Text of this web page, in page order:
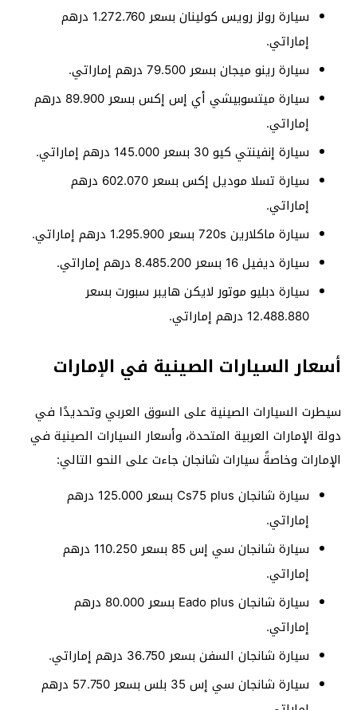
سيارة رولز رويس كولينان بسعر 1.272.760 درهم
إماراتي.
سيارة رينو ميجان بسعر 79.500 درهم إماراتي.
سيارة ميتسوبيشي أي إس إكس بسعر 89.900 درهم
إماراتي.
سيارة إنفينتي كيو 30 بسعر 145.000 درهم إماراتي.
سيارة تسلا موديل إكس بسعر 602.070 درهم
إماراتي.
سيارة ماكلارين 720s بسعر 1.295.900 درهم إماراتي.
سيارة ديفيل 16 بسعر 8.485.200 درهم إماراتي.
سيارة دبليو موتور لايكن هايبر سبورت بسعر
12.488.880 درهم إماراتي.
أسعار السيارات الصينية في الإمارات
سيطرت السيارات الصينية على السوق العربي وتحديدًا في
دولة الإمارات العربية المتحدة، وأسعار السيارات الصينية في
الإمارات وخاصةً سيارات شانجان جاءت على النحو التالي:
سيارة شانجان Cs75 plus بسعر 125.000 درهم
إماراتي.
سيارة شانجان سي إس 85 بسعر 110.250 درهم
إماراتي.
سيارة شانجان Eado plus بسعر 80.000 درهم
إماراتي.
سيارة شانجان السفن بسعر 36.750 درهم إماراتي.
سيارة شانجان سي إس 35 بلس بسعر 57.750 درهم